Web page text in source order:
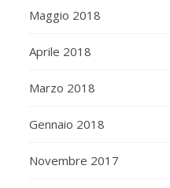
Maggio 2018
Aprile 2018
Marzo 2018
Gennaio 2018
Novembre 2017